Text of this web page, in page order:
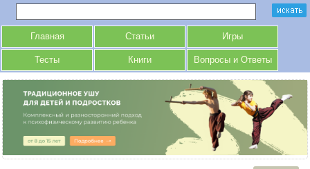
Главная Статьи Игры
Тесты Книги Вопросы и Ответы